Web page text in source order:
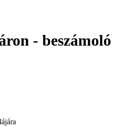
- beszámoló